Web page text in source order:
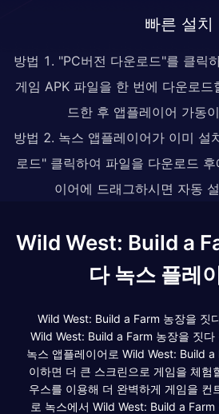
빠른 설치
방법 1. "PC버전 다운로드"를 클릭
게임 APK 파일을 한 번에 다운로드
드한 후 앱플레이어 가동
방법 2. 녹스 앱플레이어가 이미 설
로드" 클릭하여 파일을 다운로드
이어에 드래그하시면 자동
Wild West: Build a
다 녹스 플레
Wild West: Build a Farm 농장을 짓
Wild West: Build a Farm 농장을 짓다
녹스 앱플레이어로 Wild West: Build a
이하면 더 큰 스크린으로 게임을 체험
우스를 이용해 더 완벽하게 게임을 컨
로 녹스에서 Wild West: Build a